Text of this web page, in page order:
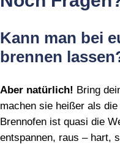
Kann man bei
brennen
Aber natürlich! Bring
machen sie heißer als
Brennofen ist quasi die
entspannen, raus – hart,